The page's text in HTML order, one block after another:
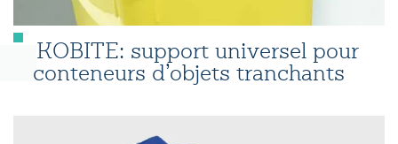
KOBITE: support universel pour
conteneurs d’objets tranchants